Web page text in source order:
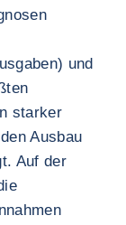
und
starker
Ausbau
Auf der